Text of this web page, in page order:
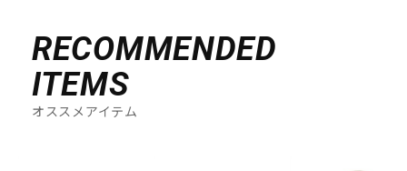
RECOMMENDED
ITEMS
オススメアイテム